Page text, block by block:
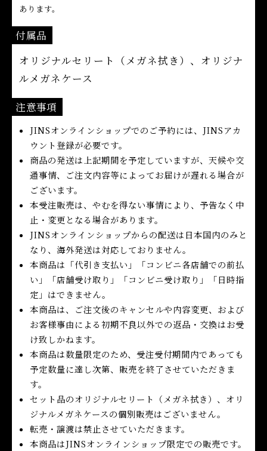
あります。
付属品
オリジナルセリート（メガネ拭き）、オリジナ
ルメガネケース
注意事項
JINSオンラインショップでのご予約には、JINSアカ
ウント登録が必要です。
商品の発送は上記期間を予定していますが、天候や交
通事情、ご注文内容等によってお届けが遅れる場合が
ございます。
本受注販売は、やむを得ない事情により、予告なく中
止・変更となる場合があります。
JINSオンラインショップからの配送は日本国内のみと
なり、海外発送は対応しておりません。
本商品は「代引き支払い」「コンビニ各店舗での前払
い」「店舗受け取り」「コンビニ受け取り」「日時指
定」はできません。
本商品は、ご注文後のキャンセルや内容変更、および
お客様事由による初期不良以外での返品・交換はお受
け致しかねます。
本商品は数量限定のため、受注受付期間内であっても
予定数量に達し次第、販売を終了させていただきま
す。
セット品のオリジナルセリート（メガネ拭き）、オリ
ジナルメガネケースの個別販売はございません。
転売・譲渡は禁⽌させていただきます。
本商品はJINSオンラインショップ限定での販売です。